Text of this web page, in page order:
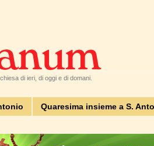
di ieri, di oggi e di domani.
Quaresima insieme a S.